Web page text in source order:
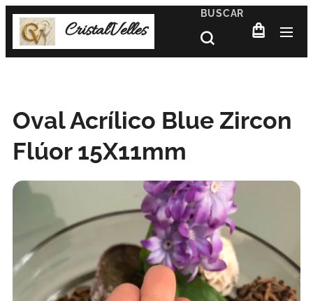
CristalVelles
BUSCAR
Oval Acrílico Blue Zircon
Flúor 15X11mm